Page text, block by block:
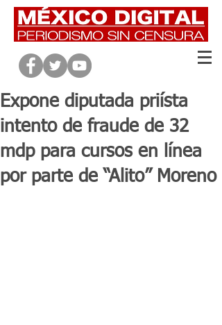
Expone diputada priísta
intento de fraude de 32
mdp para cursos en línea
por parte de “Alito” Moreno